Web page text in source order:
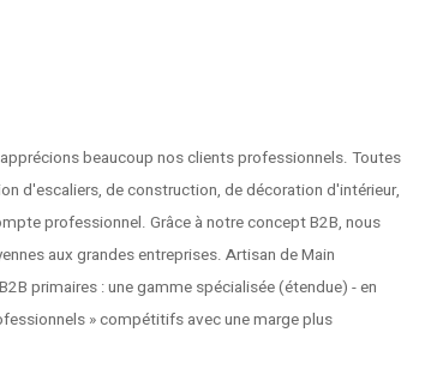
beaucoup nos clients professionnels. Toutes
d'escaliers, de construction, de décoration d'intérieur,
professionnel. Grâce à notre concept B2B, nous
aux grandes entreprises. Artisan de Main
primaires : une gamme spécialisée (étendue) - en
» compétitifs avec une marge plus